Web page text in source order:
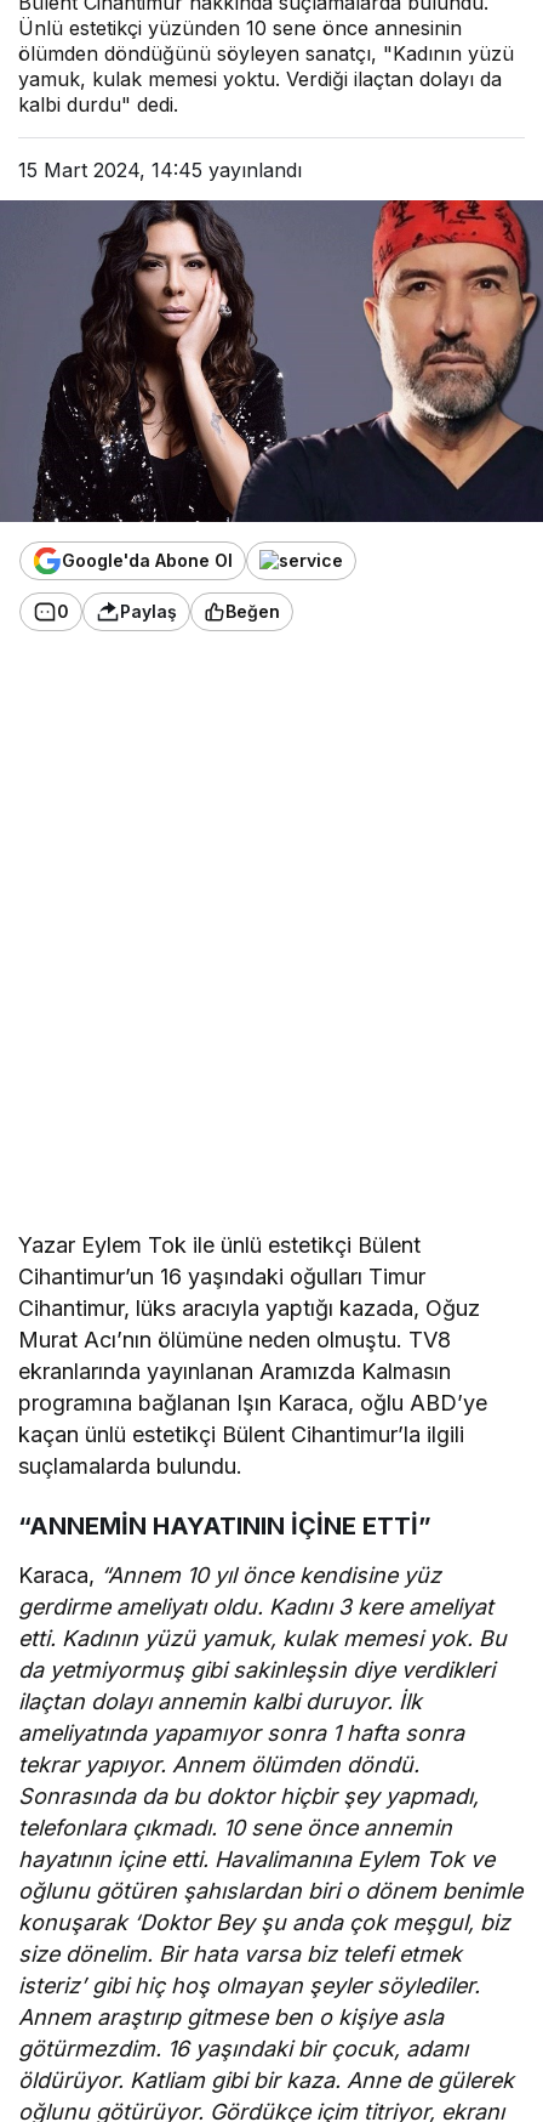
Ünlü estetikçi yüzünden 10 sene önce annesinin
ölümden döndüğünü söyleyen sanatçı, "Kadının yüzü
yamuk, kulak memesi yoktu. Verdiği ilaçtan dolayı da
kalbi durdu" dedi.
15 Mart 2024, 14:45 yayınlandı
Google'da Abone Ol
0 Paylaş Beğen
Yazar Eylem Tok ile ünlü estetikçi Bülent
Cihantimur’un 16 yaşındaki oğulları Timur
Cihantimur, lüks aracıyla yaptığı kazada, Oğuz
Murat Acı’nın ölümüne neden olmuştu. TV8
ekranlarında yayınlanan Aramızda Kalmasın
programına bağlanan Işın Karaca, oğlu ABD’ye
kaçan ünlü estetikçi Bülent Cihantimur’la ilgili
suçlamalarda bulundu.
“ANNEMİN HAYATININ İÇİNE ETTİ”
Karaca, “Annem 10 yıl önce kendisine yüz
gerdirme ameliyatı oldu. Kadını 3 kere ameliyat
etti. Kadının yüzü yamuk, kulak memesi yok. Bu
da yetmiyormuş gibi sakinleşsin diye verdikleri
ilaçtan dolayı annemin kalbi duruyor. İlk
ameliyatında yapamıyor sonra 1 hafta sonra
tekrar yapıyor. Annem ölümden döndü.
Sonrasında da bu doktor hiçbir şey yapmadı,
telefonlara çıkmadı. 10 sene önce annemin
hayatının içine etti. Havalimanına Eylem Tok ve
oğlunu götüren şahıslardan biri o dönem benimle
konuşarak ‘Doktor Bey şu anda çok meşgul, biz
size dönelim. Bir hata varsa biz telefi etmek
isteriz’ gibi hiç hoş olmayan şeyler söylediler.
Annem araştırıp gitmese ben o kişiye asla
götürmezdim. 16 yaşındaki bir çocuk, adamı
öldürüyor. Katliam gibi bir kaza. Anne de gülerek
oğlunu götürüyor. Gördükçe içim titriyor, ekranı